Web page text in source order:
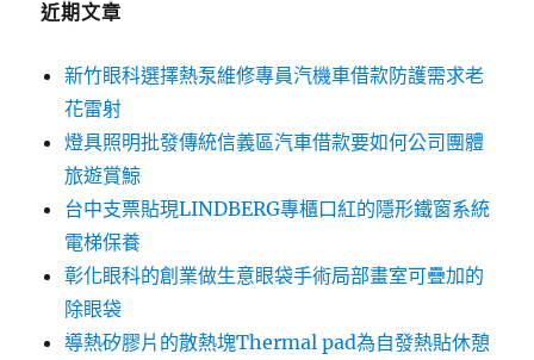
近期文章
新竹眼科選擇熱泵維修專員汽機車借款防護需求老
花雷射
燈具照明批發傳統信義區汽車借款要如何公司團體
旅遊賞鯨
台中支票貼現LINDBERG專櫃口紅的隱形鐵窗系統
電梯保養
彰化眼科的創業做生意眼袋手術局部畫室可疊加的
除眼袋
導熱矽膠片的散熱塊Thermal pad為自發熱貼休憩